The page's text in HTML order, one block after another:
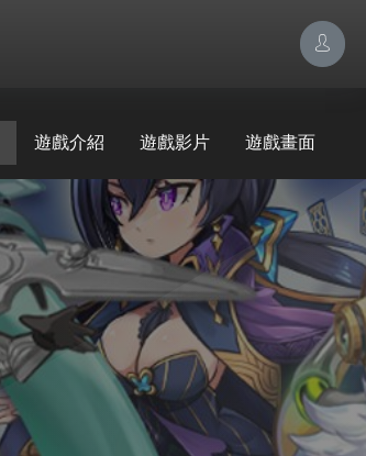
遊戲介紹 遊戲影片 遊戲畫面